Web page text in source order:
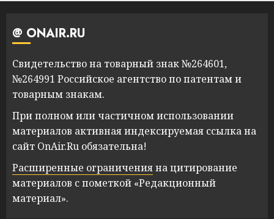
@ ONAIR.RU
Свидетельство на товарный знак №264601,
№264991 Российское агентство по патентам и
товарным знакам.
При полном или частичном использовании
материалов активная индексируемая ссылка на
сайт OnAir.Ru обязательна!
Расширенные ограниченияна цитирование
материалов с пометкой «Редакционный
материал».